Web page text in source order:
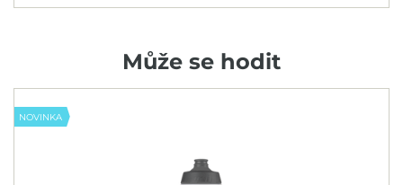
Může se hodit
NOVINKA